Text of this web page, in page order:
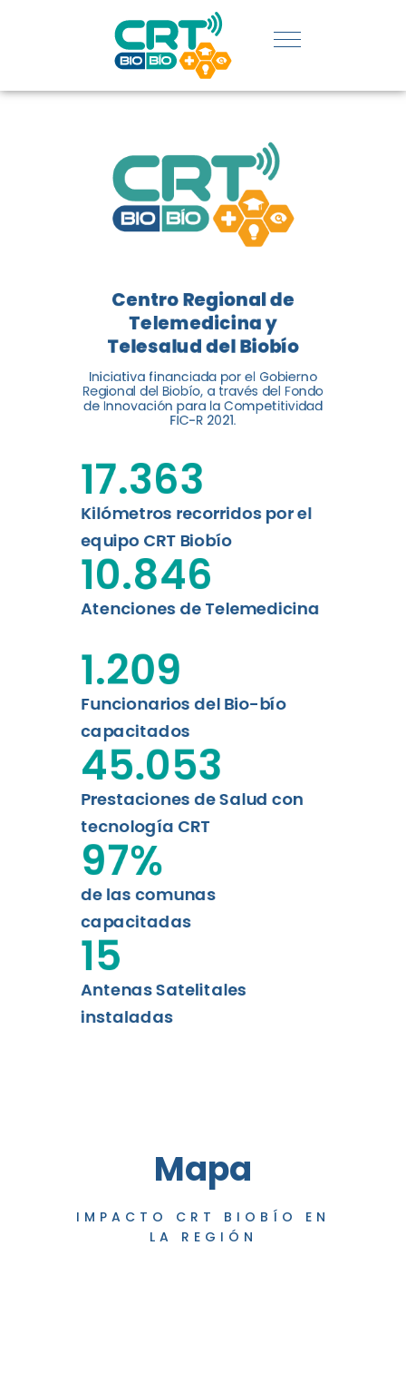
REGIÓN:
CONOCE
LOGROS
DE CRT
BIOBÍO
El Centro Regional de
Telemedicina y Telesalud del
Biobío presenta el balance de
tres años acercando la salud
digital a los habitantes...
Leer más
Centro Regional de
Telemedicina y
Telesalud del Biobío
Iniciativa financiada por el Gobierno
Regional del Biobío, a través del Fondo
de Innovación para la Competitividad
FIC-R 2021.
Kilómetros recorridos por el
equipo CRT Biobío
17.363
Atenciones de Telemedicina
10.846
Funcionarios del Bio-bío
capacitados
1.209
Prestaciones de Salud con
tecnología CRT
45.053
de las comunas
capacitadas
97%
Antenas Satelitales
instaladas
15
Mapa
IMPACTO CRT BIOBÍO EN
LA REGIÓN